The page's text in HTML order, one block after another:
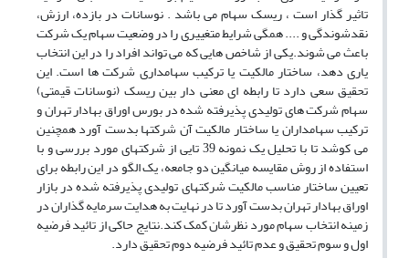
تاثیر گذار است ، ریسک سهام می باشد . نوسانات در بازده، ارزش،
نقدشوندگی و .... همگی شرایط متغییری را در وضعیت سهام یک شرکت
باعث می شوند.یکی از شاخص هایی که می تواند افراد را در این انتخاب
یاری دهد، ساختار مالکیت یا ترکیب سهامداری شرکت ها است. این
تحقیق سعی دارد تا رابطه‌ ای معنی دار بین ریسک (نوسانات قیمتی)
سهام شرکت های تولیدی پذیرفته شده در بورس اوراق بهادار تهران و
ترکیب سهامداران یا ساختار مالکیت آن شرکتها بدست آورد همچنین
می کوشد تا با تحلیل یک نمونه 39 تایی از شرکتهای مورد بررسی و با
استفاده از روش مقایسه میانگین دو جامعه، یک الگو در این رابطه برای
تعیین ساختار مناسب مالکیت شرکتهای تولیدی پذیرفته شده در بازار
اوراق بهادار تهران بدست آورد تا در نهایت به هدایت سرمایه گذاران در
زمینه انتخاب سهام مورد نظرشان کمک کند.نتایج حاکی از تائید فرضیه
اول و سوم تحقیق و عدم تائید فرضیه دوم تحقیق دارد.